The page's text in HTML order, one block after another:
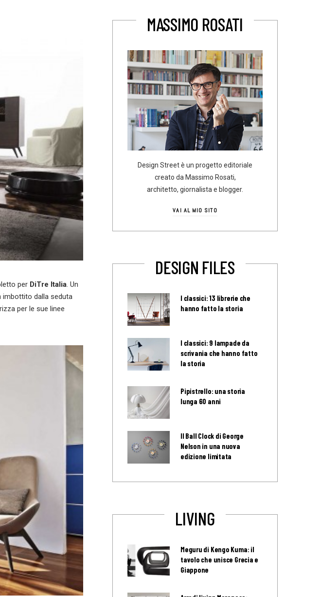
per DiTre Italia. Un
imbottito dalla seduta
per le sue linee
MASSIMO ROSATI
Design Street è un progetto editoriale
creato da Massimo Rosati,
architetto, giornalista e blogger.
VAI AL MIO SITO
DESIGN FILES
I classici: 13 librerie che
hanno fatto la storia
I classici: 9 lampade da
scrivania che hanno fatto
la storia
Pipistrello: una storia
lunga 60 anni
Il Ball Clock di George
Nelson in una nuova
edizione limitata
LIVING
Meguru di Kengo Kuma: il
tavolo che unisce Grecia e
Giappone